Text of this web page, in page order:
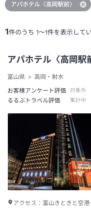
1件のうち 1～1件を表示して
アパホテル〈高岡駅前〉
アパホテル〈高岡駅
富山県
高岡・射水
お客様アンケート評価
対象外
るるぶトラベル評価 集計中
アクセス： 富山きときと空